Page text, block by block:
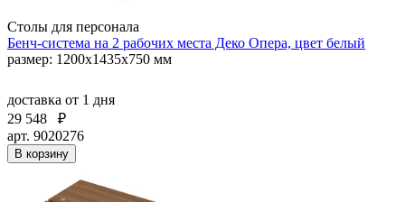
Столы для персонала
Бенч-система на 2 рабочих места Деко Опера, цвет белый
размер: 1200х1435х750 мм
доставка от 1 дня
29 548
₽
арт. 9020276
В корзину